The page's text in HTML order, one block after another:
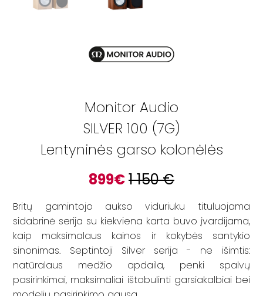
Monitor Audio
SILVER 100 (7G)
Lentyninės garso kolonėlės
899€1 150€
Britų gamintojo aukso viduriuku tituluojama
sidabrinė serija su kiekviena karta buvo įvardijama,
kaip maksimalaus kainos ir kokybės santykio
sinonimas. Septintoji Silver serija - ne išimtis:
natūralaus medžio apdaila, penki spalvų
pasirinkimai, maksimaliai ištobulinti garsiakalbiai bei